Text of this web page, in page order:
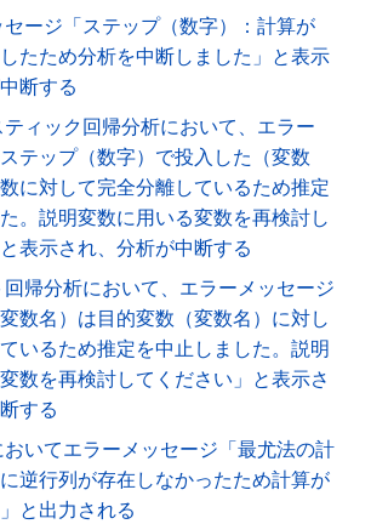
ージ「ステップ（数字）：計算が
たため分析を中断しました」と表示
断する
ィック回帰分析において、エラー
テップ（数字）で投入した（変数
に対して完全分離しているため推定
。説明変数に用いる変数を再検討し
表示され、分析が中断する
帰分析において、エラーメッセージ
変数名）は目的変数（変数名）に対し
いるため推定を中止しました。説明
数を再検討してください」と表示さ
する
いてエラーメッセージ「最尤法の計
逆行列が存在しなかったため計算が
と出力される